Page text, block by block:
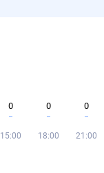
0
15:00
0
18:00
0
21:00